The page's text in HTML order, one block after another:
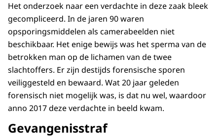
Het onderzoek naar een verdachte in deze zaak bleek
gecompliceerd. In de jaren 90 waren
opsporingsmiddelen als camerabeelden niet
beschikbaar. Het enige bewijs was het sperma van de
betrokken man op de lichamen van de twee
slachtoffers. Er zijn destijds forensische sporen
veiliggesteld en bewaard. Wat 20 jaar geleden
forensisch niet mogelijk was, is dat nu wel, waardoor
anno 2017 deze verdachte in beeld kwam.
Gevangenisstraf